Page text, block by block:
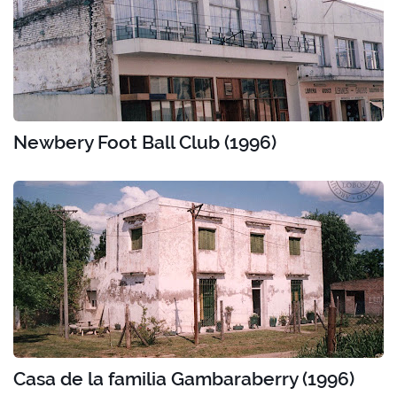
Newbery Foot Ball Club (1996)
Casa de la familia Gambaraberry (1996)